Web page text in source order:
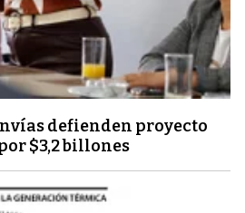
defienden proyecto
$3,2 billones